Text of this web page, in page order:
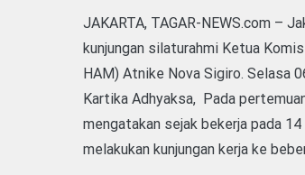
JAKARTA, TAGAR-NEWS.com –
kunjungan silaturahmi Ketua
HAM) Atnike Nova Sigiro. Selasa
Kartika Adhyaksa, Pada
mengatakan sejak bekerja pada
melakukan kunjungan kerja ke